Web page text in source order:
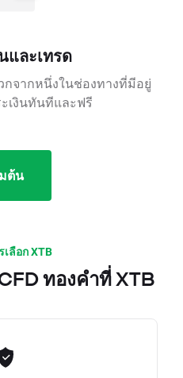
และเทรด
กจากหนึ่งในช่องทางที่มีอยู่
เงินทันทีและฟรี
ต้น
ลือก XTB
ทองคำที่ XTB